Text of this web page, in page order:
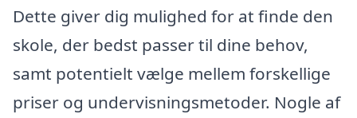
Dette giver dig mulighed for at finde den
skole, der bedst passer til dine behov,
samt potentielt vælge mellem forskellige
priser og undervisningsmetoder. Nogle af